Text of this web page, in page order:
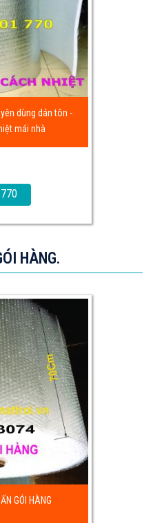
dùng dán tôn -
mái nhà
HÀNG.
GÓI HÀNG